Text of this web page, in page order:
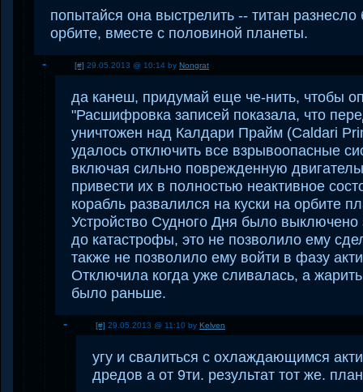
попытайся она выстрелить -- титан
орбите, вместе с половиной планеты.
[#] 29.05.2013 @ 10:14 by Nongrat
да канеш, придумай еще че-нить, чтобы
"Расшифровка записей показала, что
уничтожен над Калдари Прайм (Caldari
удалось отключить все взрывоопасные
включая сильно поврежденную
привести их в полностью неактивное
корабль развалился на куски на орбите
Устройство Судного Дня было выключено
до катастрофы, это не позволило ему
также не позволило ему войти в фазу
Отключила когда уже сливалась, а
было раньше.
[#] 29.05.2013 @ 11:10 by Kelven
угу и свалиться с охлаждающимся
дредов а от 9ти. результат тот же.